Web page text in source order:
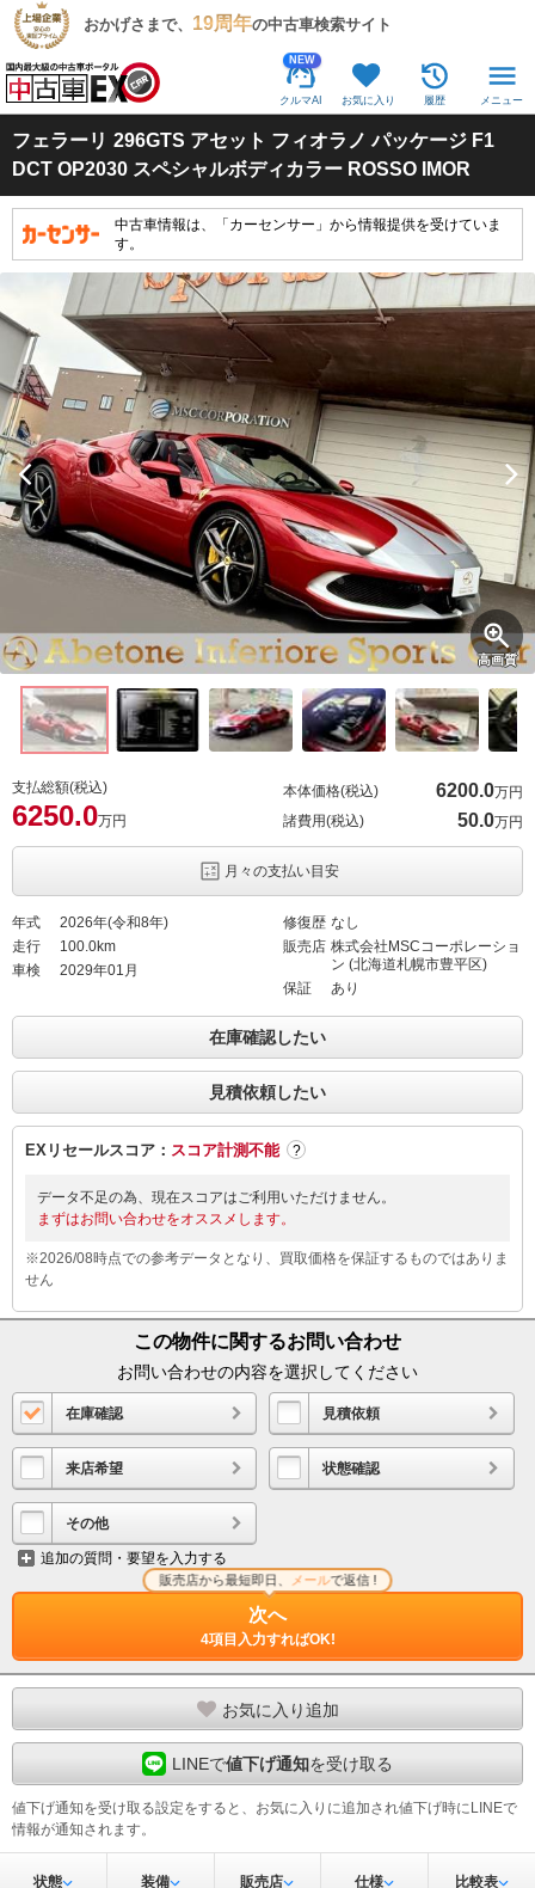
おかげさまで、 19周年の中古車検索サイト
NEW
クルマAI お気に入り 履歴 メニュー
フェラーリ 296GTS アセット フィオラノ パッケージ F1
DCT OP2030 スペシャルボディカラー ROSSO IMOR
中古車情報は、「カーセンサー」から情報提供を受けていま
す。
高画質
支払総額(税込)
6250.0万円
本体価格(税込) 6200.0万円
諸費用(税込)
50.0万円
月々の支払い目安
年式
2026年(令和8年)
走行
100.0km
車検
2029年01月
修復歴 なし
販売店 株式会社MSCコーポレーショ
ン (北海道札幌市豊平区)
保証
あり
在庫確認したい
見積依頼したい
EXリセールスコア： スコア計測不能 ?
データ不足の為、現在スコアはご利用いただけません。
まずはお問い合わせをオススメします。
※2026/08時点での参考データとなり、買取価格を保証するものではありま
せん
この物件に関するお問い合わせ
お問い合わせの内容を選択してください
在庫確認 見積依頼
来店希望 状態確認
その他
追加の質問・要望を入力する
次へ
4項目入力すればOK!
販売店から最短即日、 メール で返信 !
お気に入り追加
LINEで値下げ通知を受け取る
値下げ通知を受け取る設定をすると、お気に入りに追加され値下げ時にLINEで
情報が通知されます。
状態 装備 販売店 仕様 比較表